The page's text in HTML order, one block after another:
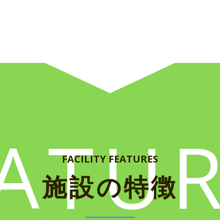
FACILITY FEATURES
施設の特徴